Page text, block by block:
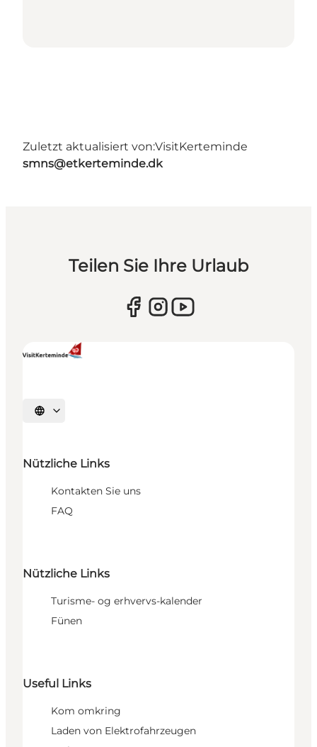
Zuletzt aktualisiert von:VisitKerteminde
smns@etkerteminde.dk
Teilen Sie Ihre Urlaub
Sprache auswählen
Nützliche Links
Kontakten Sie uns
FAQ
Nützliche Links
Turisme- og erhvervs-kalender
Fünen
Useful Links
Kom omkring
Laden von Elektrofahrzeugen